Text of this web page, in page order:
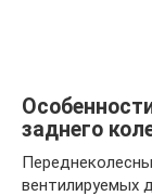
заднего
вентилируемых